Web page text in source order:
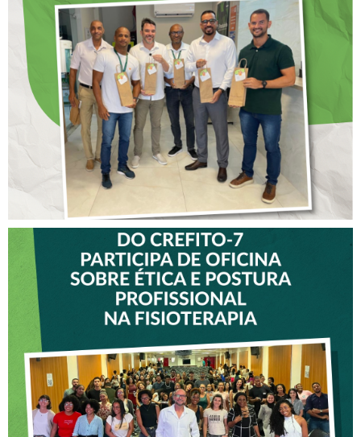
DIA DOS PAIS É
ANTECIPADO PARA
COLABORADORES DO
CREFITO-7
VICE-PRESIDENTE DO
CREFITO-7 PARTICIPA DE
OFICINA SOBRE ÉTICA E
POSTURA PROFISSIONAL
NA FISIOTERAPIA